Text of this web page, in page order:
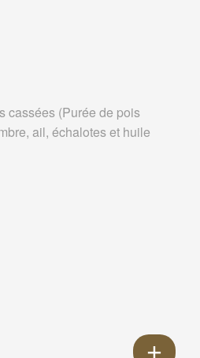
cassées (Purée de pois
ail, échalotes et huile